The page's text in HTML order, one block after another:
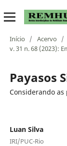
Início / Acervo
/
v. 31 n. 68 (2023):
Payasos
Considerando
Luan Silva
IRI/PUC-Rio